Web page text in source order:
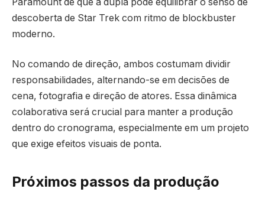
descoberta de Star Trek com ritmo de blockbuster
moderno.
No comando de direção, ambos costumam dividir
responsabilidades, alternando-se em decisões de
cena, fotografia e direção de atores. Essa dinâmica
colaborativa será crucial para manter a produção
dentro do cronograma, especialmente em um projeto
que exige efeitos visuais de ponta.
Próximos passos da produção